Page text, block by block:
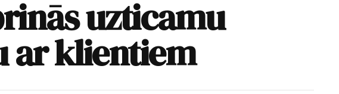
uzticamu
ar klientiem